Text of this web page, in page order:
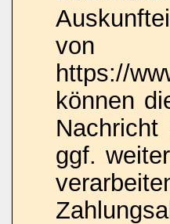
https://
können
ggf.